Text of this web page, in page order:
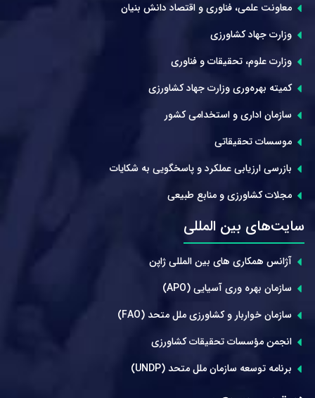
معاونت علمی، فناوری و اقتصاد دانش بنیان
وزارت جهاد کشاورزی
وزارت علوم، تحقیقات و فناوری
کمیته بهره‌وری وزارت جهاد کشاورزی
سازمان اداری و استخدامی کشور
موسسات تحقیقاتی
بازرسی ارزیابی عملکرد و پاسخگویی به شکایات
مجلات کشاورزی و منابع طبیعی
سایت‌های بین المللی
آژانس همکاری های بین المللی ژاپن
سازمان بهره وری آسیایی (APO)
سازمان خواربار و کشاورزی ملل متحد (FAO)
انجمن مؤسسات تحقیقات کشاورزی
برنامه توسعه سازمان ملل متحد (UNDP)